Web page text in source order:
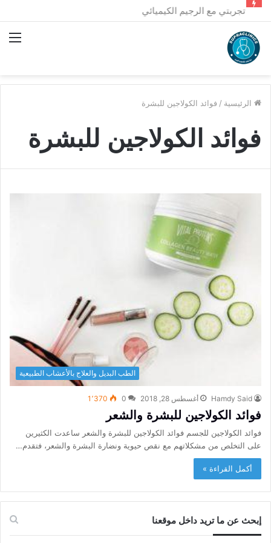
تجربتي مع الرجيم الكيميائي
الرئيسية / فوائد الكولاجين للبشرة
فوائد الكولاجين للبشرة
الطب البديل والعلاج بالأعشاب الطبيعية
Hamdy Said أغسطس 28, 2018 0 1٬370
فوائد الكولاجين للبشرة والشعر
فوائد الكولاجين للجسم فوائد الكولاجين للبشرة والشعر ساعدت الكثيرين
على التخلص من مشكلاتهم مع نقص حيوية ونضارة البشرة والشعر، فتقدم…
أكمل القراءة »
إبحث عن ما تريد داخل موقعنا